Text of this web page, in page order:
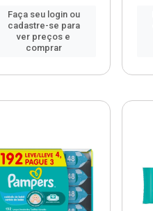
Faça seu login ou
cadastre-se para
ver preços e
comprar